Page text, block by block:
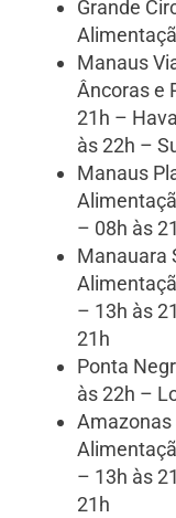
Grande
Manaus
Âncoras e
21h –
às 22h –
Manaus
– 08h às
Manauara
– 13h às
21h
Ponta
às 22h –
Amazonas
– 13h às
21h